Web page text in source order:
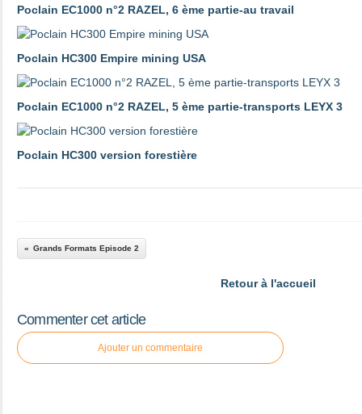
Poclain EC1000 n°2 RAZEL, 6 ème partie-au travail
Poclain HC300 Empire mining USA
Poclain EC1000 n°2 RAZEL, 5 ème partie-transports LEYX 3
Poclain HC300 version forestière
Grands Formats Episode 2
Retour à l'accueil
Commenter cet article
Ajouter un commentaire